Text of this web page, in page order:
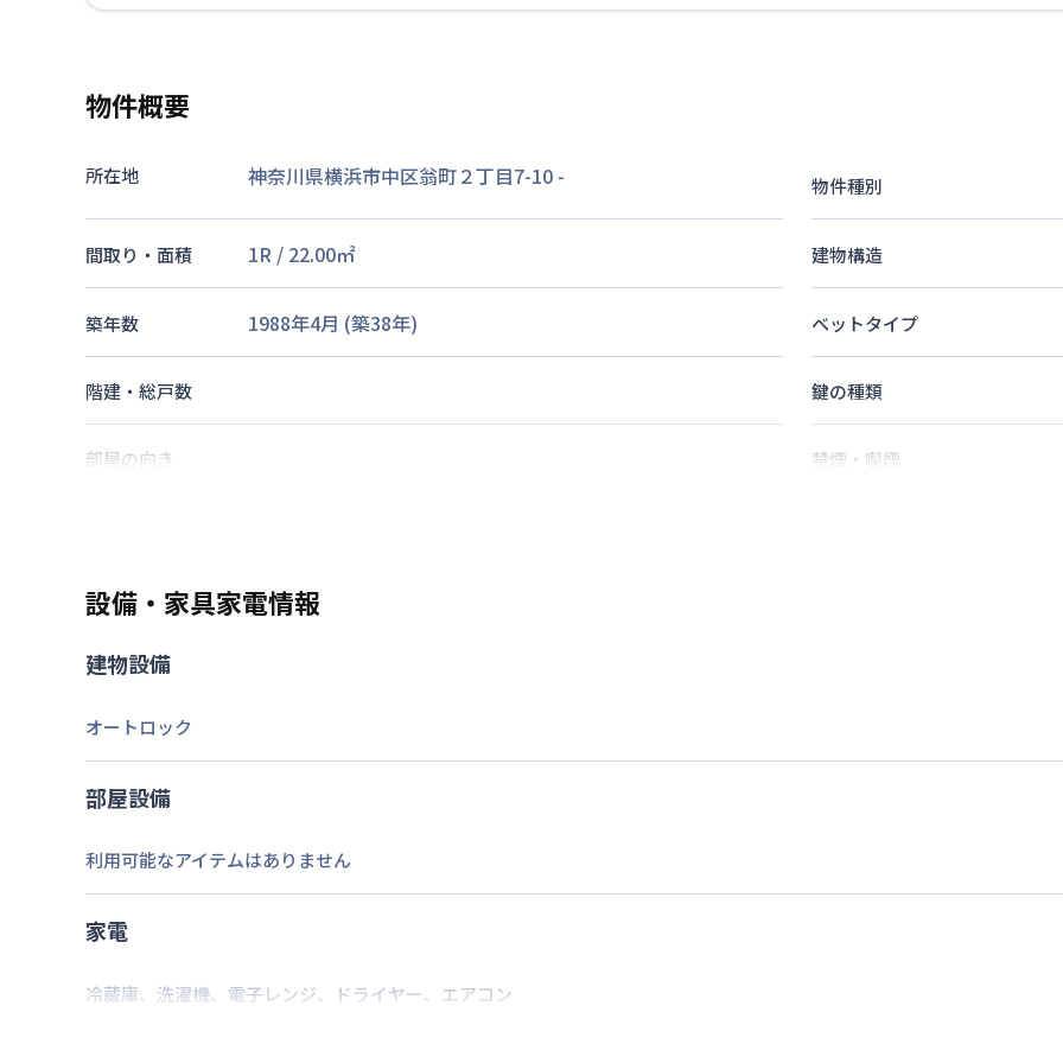
物件概要
所在地 神奈川県横浜市中区翁町２丁目7-10 - 物件種別
間取り・面積 1R / 22.00㎡ 建物構造
築年数 1988年4月 (築38年) ベットタイプ
階建・総戸数 鍵の種類
部屋の向き 禁煙・喫煙
駐車場 なし
情報更新日
設備・家具家電情報
建物設備
オートロック
部屋設備
利用可能なアイテムはありません
家電
冷蔵庫、 洗濯機、 電子レンジ、 ドライヤー、 エアコン